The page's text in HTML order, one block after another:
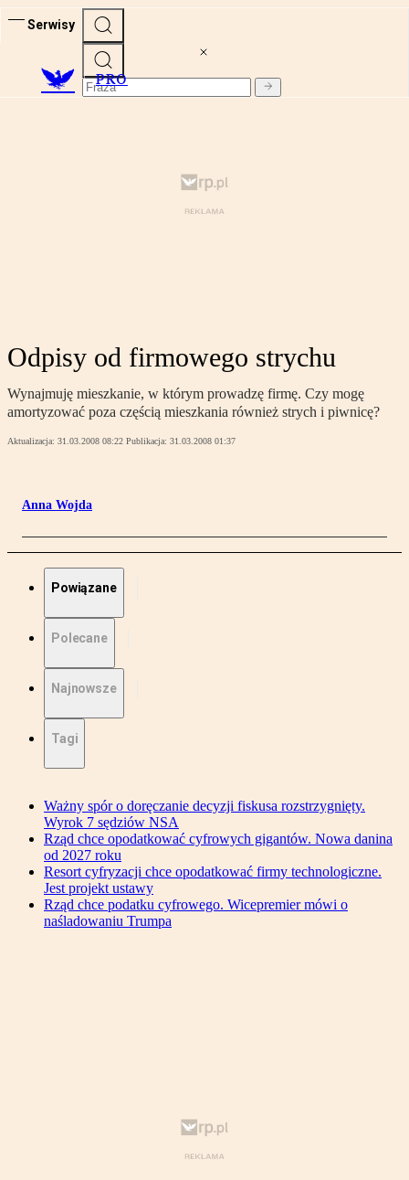
Serwisy
PRO
Odpisy od firmowego strychu
Wynajmuję mieszkanie, w którym prowadzę firmę. Czy mogę
amortyzować poza częścią mieszkania również strych i piwnicę?
Aktualizacja: 31.03.2008 08:22 Publikacja: 31.03.2008 01:37
Anna Wojda
Powiązane
Polecane
Najnowsze
Tagi
Ważny spór o doręczanie decyzji fiskusa rozstrzygnięty.
Wyrok 7 sędziów NSA
Rząd chce opodatkować cyfrowych gigantów. Nowa danina
od 2027 roku
Resort cyfryzacji chce opodatkować firmy technologiczne.
Jest projekt ustawy
Rząd chce podatku cyfrowego. Wicepremier mówi o
naśladowaniu Trumpa